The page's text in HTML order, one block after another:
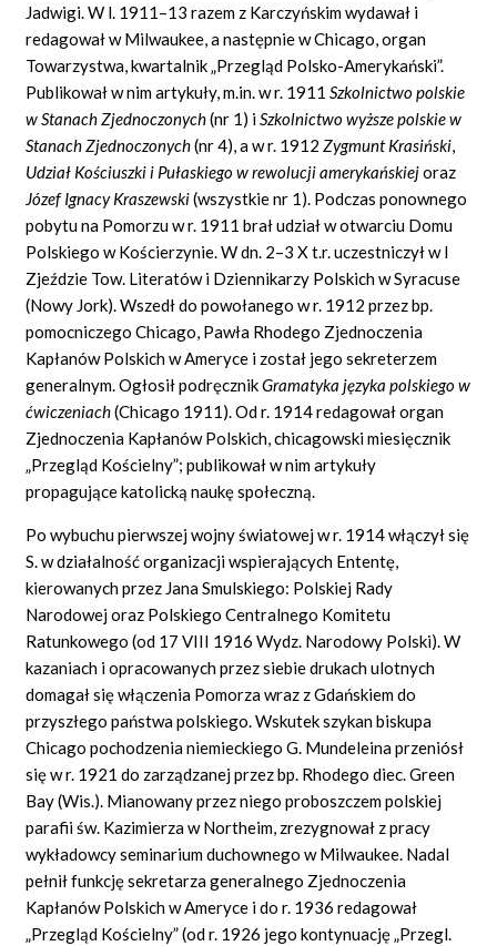
Jadwigi. W l. 1911–13 razem z Karczyńskim wydawał i
redagował w Milwaukee, a następnie w Chicago, organ
Towarzystwa, kwartalnik „Przegląd Polsko-Amerykański”.
Publikował w nim artykuły, m.in. w r. 1911Szkolnictwo polskie
w Stanach Zjednoczonych(nr 1) iSzkolnictwo wyższe polskie w
Stanach Zjednoczonych(nr 4), a w r. 1912Zygmunt Krasiński,
Udział Kościuszki i Pułaskiego w rewolucji amerykańskiejoraz
Józef Ignacy Kraszewski(wszystkie nr 1). Podczas ponownego
pobytu na Pomorzu w r. 1911 brał udział w otwarciu Domu
Polskiego w Kościerzynie. W dn. 2–3 X t.r. uczestniczył w I
Zjeździe Tow. Literatów i Dziennikarzy Polskich w Syracuse
(Nowy Jork). Wszedł do powołanego w r. 1912 przez bp.
pomocniczego Chicago, Pawła Rhodego Zjednoczenia
Kapłanów Polskich w Ameryce i został jego sekreterzem
generalnym. Ogłosił podręcznikGramatyka języka polskiego w
ćwiczeniach(Chicago 1911). Od r. 1914 redagował organ
Zjednoczenia Kapłanów Polskich, chicagowski miesięcznik
„Przegląd Kościelny”; publikował w nim artykuły
propagujące katolicką naukę społeczną.
Po wybuchu pierwszej wojny światowej w r. 1914 włączył się
S. w działalność organizacji wspierających Ententę,
kierowanych przez Jana Smulskiego: Polskiej Rady
Narodowej oraz Polskiego Centralnego Komitetu
Ratunkowego (od 17 VIII 1916 Wydz. Narodowy Polski). W
kazaniach i opracowanych przez siebie drukach ulotnych
domagał się włączenia Pomorza wraz z Gdańskiem do
przyszłego państwa polskiego. Wskutek szykan biskupa
Chicago pochodzenia niemieckiego G. Mundeleina przeniósł
się w r. 1921 do zarządzanej przez bp. Rhodego diec. Green
Bay (Wis.). Mianowany przez niego proboszczem polskiej
parafii św. Kazimierza w Northeim, zrezygnował z pracy
wykładowcy seminarium duchownego w Milwaukee. Nadal
pełnił funkcję sekretarza generalnego Zjednoczenia
Kapłanów Polskich w Ameryce i do r. 1936 redagował
„Przegląd Kościelny” (od r. 1926 jego kontynuację „Przegl.